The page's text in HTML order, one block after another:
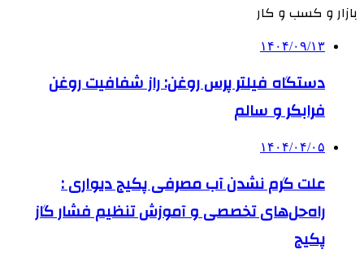
بازار و کسب و کار
۱۴۰۴/۰۹/۱۳
دستگاه فیلتر پرس روغن: راز شفافیت روغن
فرابکر و سالم
۱۴۰۴/۰۴/۰۵
علت گرم نشدن آب مصرفی پکیج دیواری :
راه‌حل‌های تخصصی و آموزش تنظیم فشار گاز
پکیج